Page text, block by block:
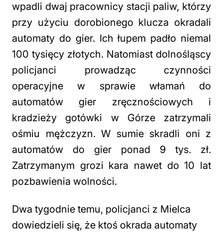
wpadli dwaj pracownicy stacji paliw, którzy
przy użyciu dorobionego klucza okradali
automaty do gier. Ich łupem padło niemal
100 tysięcy złotych. Natomiast dolnośląscy
policjanci prowadząc czynności
operacyjne w sprawie włamań do
automatów gier zręcznościowych i
kradzieży gotówki w Górze zatrzymali
ośmiu mężczyzn. W sumie skradli oni z
automatów do gier ponad 9 tys. zł.
Zatrzymanym grozi kara nawet do 10 lat
pozbawienia wolności.
Dwa tygodnie temu, policjanci z Mielca
dowiedzieli się, że ktoś okrada automaty